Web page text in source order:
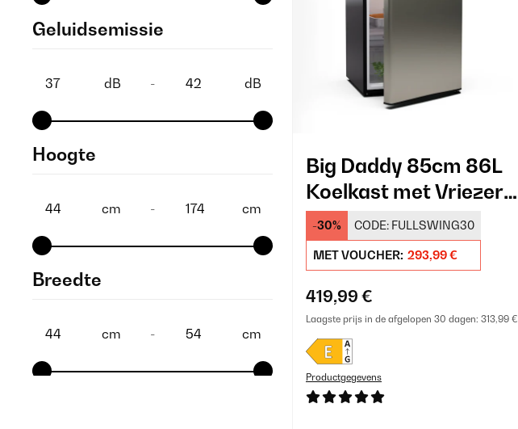
Geluidsemissie
dB - dB
Hoogte
cm - cm
Breedte
cm - cm
Big Daddy 85cm 86L
Koelkast met Vriezer
Zilver
-30% CODE: FULLSWING30
MET VOUCHER: 293,99 €
419,99 €
Laagste prijs in de afgelopen 30 dagen: 313,99 €
Productgegevens